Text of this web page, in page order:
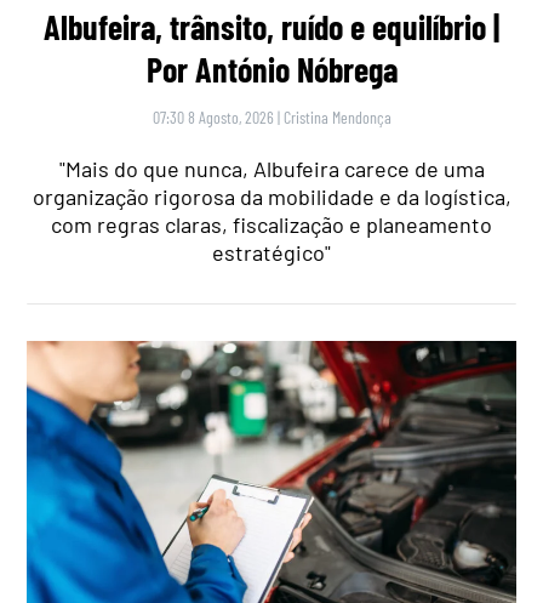
Albufeira, trânsito, ruído e equilíbrio |
Por António Nóbrega
07:30 8 Agosto, 2026 | Cristina Mendonça
"Mais do que nunca, Albufeira carece de uma
organização rigorosa da mobilidade e da logística,
com regras claras, fiscalização e planeamento
estratégico"